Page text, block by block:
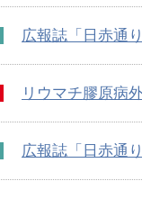
広報誌「日赤通
リウマチ膠原病
広報誌「日赤通